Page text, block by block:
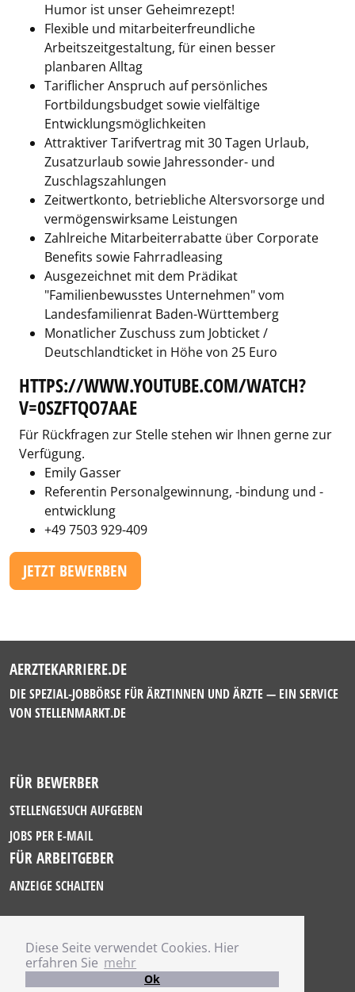
Diese Seite verwendet Cookies. Hier
erfahren Sie mehr
Ok
Humor ist unser Geheimrezept!
Flexible und mitarbeiterfreundliche
Arbeitszeitgestaltung, für einen besser
planbaren Alltag
Tariflicher Anspruch auf persönliches
Fortbildungsbudget sowie vielfältige
Entwicklungsmöglichkeiten
Attraktiver Tarifvertrag mit 30 Tagen Urlaub,
Zusatzurlaub sowie Jahressonder- und
Zuschlagszahlungen
Zeitwertkonto, betriebliche Altersvorsorge und
vermögenswirksame Leistungen
Zahlreiche Mitarbeiterrabatte über Corporate
Benefits sowie Fahrradleasing
Ausgezeichnet mit dem Prädikat
"Familienbewusstes Unternehmen" vom
Landesfamilienrat Baden-Württemberg
Monatlicher Zuschuss zum Jobticket /
Deutschlandticket in Höhe von 25 Euro
HTTPS://WWW.YOUTUBE.COM/WATCH?
V=0SZFTQO7AAE
Für Rückfragen zur Stelle stehen wir Ihnen gerne zur
Verfügung.
Emily Gasser
Referentin Personalgewinnung, -bindung und -
entwicklung
+49 7503 929-409
JETZT BEWERBEN
AERZTEKARRIERE.DE
DIE SPEZIAL-JOBBÖRSE FÜR ÄRZTINNEN UND ÄRZTE — EIN SERVICE
VON STELLENMARKT.DE
FÜR BEWERBER
STELLENGESUCH AUFGEBEN
JOBS PER E-MAIL
FÜR ARBEITGEBER
ANZEIGE SCHALTEN
IMPRESSUM
DATENSCHUTZ